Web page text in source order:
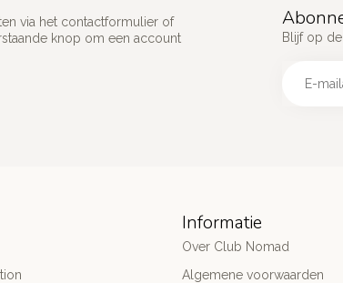
via het contactformulier of
knop om een account
Blijf op
Informatie
Over Club Nomad
Algemene voorwaarden